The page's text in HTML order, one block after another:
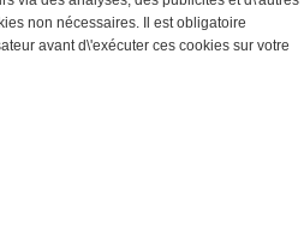
non nécessaires. Il est obligatoire
avant d\'exécuter ces cookies sur votre